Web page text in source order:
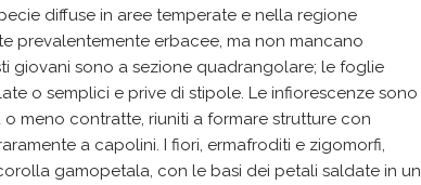
diffuse in aree temperate e nella regione
prevalentemente erbacee, ma non mancano
giovani sono a sezione quadrangolare; le foglie
o semplici e prive di stipole. Le infiorescenze sono
meno contratte, riuniti a formare strutture con
a capolini. I fiori, ermafroditi e zigomorfi,
gamopetala, con le basi dei petali saldate in un